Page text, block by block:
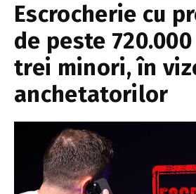
Escrocherie cu
de peste
trei minori, în
anchetatorilor